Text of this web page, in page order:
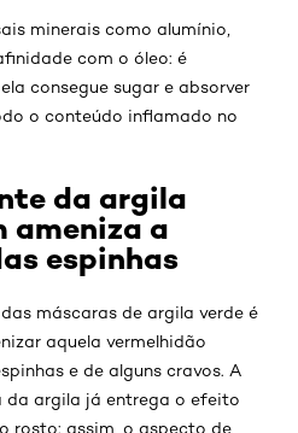
minerais como alumínio,
com o óleo: é
consegue sugar e absorver
o conteúdo inflamado no
da argila
ameniza a
espinhas
máscaras de argila verde é
aquela vermelhidão
e de alguns cravos. A
da argila já entrega o efeito
rosto: assim, o aspecto de